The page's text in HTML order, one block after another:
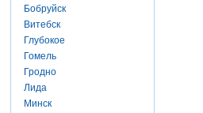
Бобруйск
Витебск
Глубокое
Гомель
Гродно
Лида
Минск